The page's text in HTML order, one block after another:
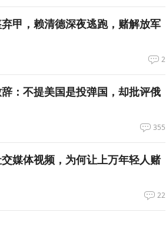
甲，赖清德深夜逃跑，赌解放军
2
：不提美国是投弹国，却批评俄
355
媒体视频，为何让上万年轻人赌
22